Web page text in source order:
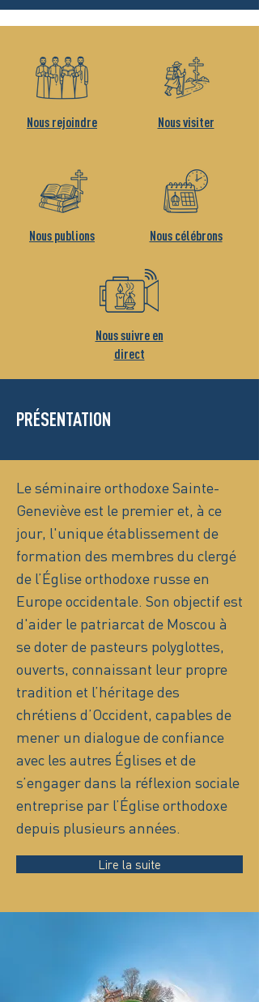
Nous rejoindre
Nous publions
Nous visiter
Nous célébrons
Nous suivre en
direct
PRÉSENTATION
Le séminaire orthodoxe Sainte-
Geneviève est le premier et, à ce
jour, l'unique établissement de
formation des membres du clergé
de l’Église orthodoxe russe en
Europe occidentale. Son objectif est
d'aider le patriarcat de Moscou à
se doter de pasteurs polyglottes,
ouverts, connaissant leur propre
tradition et l’héritage des
chrétiens d’Occident, capables de
mener un dialogue de confiance
avec les autres Églises et de
s’engager dans la réflexion sociale
entreprise par l’Église orthodoxe
depuis plusieurs années.
Lire la suite